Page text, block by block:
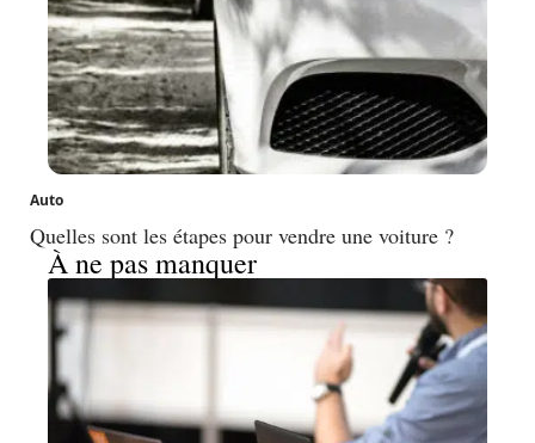
Auto
Quelles sont les étapes pour vendre une voiture ?
À ne pas manquer